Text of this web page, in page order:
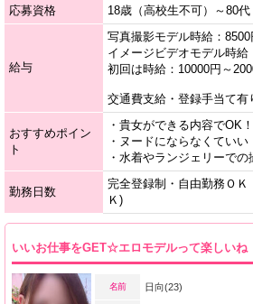
応募資格 18歳（高校生不可）～80代
給与
写真撮影モデル時給：
イメージビデオモデル時給
初回は時給：10000円～
交通費支給・登録手当て有
おすすめポイン
ト
・貴女ができる内容でOK！
・ヌードにならなくていい
・水着やランジェリーでの
勤務日数
完全登録制・自由勤務ＯＫ
Ｋ)
いいお仕事をGET☆エロモデルって楽しいね
名前 日向(23)